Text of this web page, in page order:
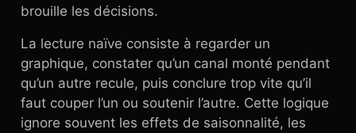
brouille les décisions.
La lecture naïve consiste à regarder un
graphique, constater qu’un canal monté pendant
qu’un autre recule, puis conclure trop vite qu’il
faut couper l’un ou soutenir l’autre. Cette logique
ignore souvent les effets de saisonnalité, les